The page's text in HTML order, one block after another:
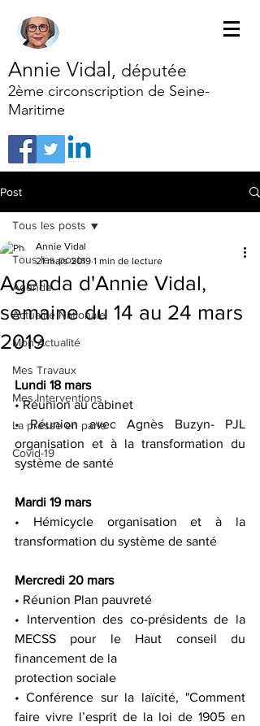
Annie Vidal, députée
2ème circonscription de Seine-
Maritime
Post
Tous les posts
Agenda
Actualité Nationale
Mon Actualité
Mes Travaux
Mes Interventions
La presse en parle
Covid-19
Tous les posts
Agenda d'Annie Vidal,
semaine du 14 au 24 mars
2019
Annie Vidal
21 mars 2019 1 min de lecture
Lundi 18 mars
• Réunion au cabinet
• Réunion avec Agnès Buzyn- PJL
organisation et à la transformation du
système de santé
Mardi 19 mars
• Hémicycle organisation et à la
transformation du système de santé
Mercredi 20 mars
• Réunion Plan pauvreté
• Intervention des co-présidents de la
MECSS pour le Haut conseil du
financement de la
protection sociale
• Conférence sur la laïcité, "Comment
faire vivre l’esprit de la loi de 1905 en